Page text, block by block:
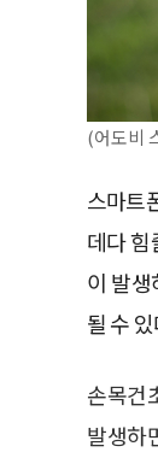
(어도비
스마트
데다 힘
이 발
될 수
손목건
발생하